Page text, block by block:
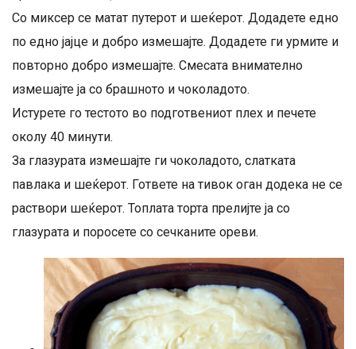
Со миксер се матат путерот и шеќерот. Додадете едно
по едно јајце и добро измешајте. Додадете ги урмите и
повторно добро измешајте. Смесата внимателно
измешајте ја со брашното и чоколадото.
Истурете го тестото во подготвениот плех и печете
околу 40 минути.
За глазурата измешајте ги чоколадото, слатката
павлака и шеќерот. Гответе на тивок оган додека не се
раствори шеќерот. Топлата торта прелијте ја со
глазурата и поросете со сечканите ореви.